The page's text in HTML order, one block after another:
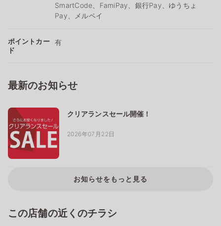
SmartCode、FamiPay、銀行Pay、ゆうちょ
Pay、メルペイ
ポイントカー
ド
有
最新のお知らせ
クリアランスセール開催！
2026年07月22日
お知らせをもっと見る
この店舗の近くのチラシ